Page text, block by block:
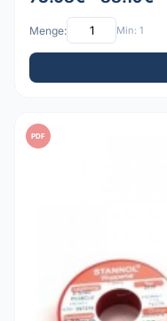
Menge: Min: 1
PDF